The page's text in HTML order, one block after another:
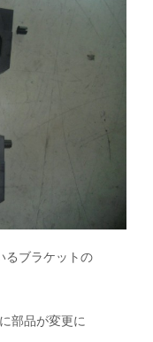
るブラケットの
部品が変更に